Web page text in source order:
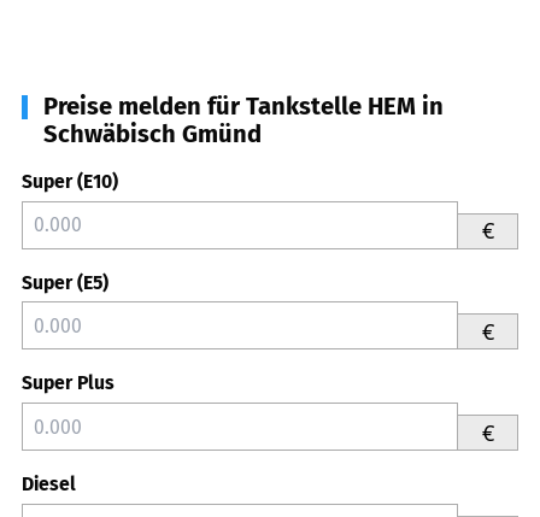
Preise melden für Tankstelle HEM in
Schwäbisch Gmünd
Super (E10)
€
Super (E5)
€
Super Plus
€
Diesel